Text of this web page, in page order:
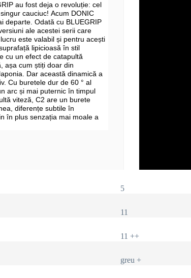
au fost deja o revoluție: cel
cauciuc! Acum DONIC
departe. Odată cu BLUEGRIP
ale acestei serii care
este valabil și pentru acești
lipicioasă în stil
cu un efect de catapultă
așa cum știți doar din
Dar această dinamică a
Cu buretele dur de 60 ° al
arc și mai puternic în timpul
viteză, C2 are un burete
diferențe subtile în
în plus senzația mai moale a
5
11
11 ++
greu +